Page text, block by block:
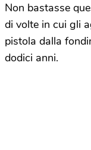
Non bastasse
di volte in cui gli
pistola dalla
dodici anni.